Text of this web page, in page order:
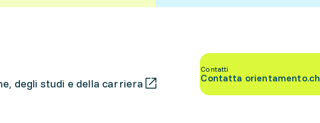
degli studi e della carriera
Contatti
Contatta orientamento.ch